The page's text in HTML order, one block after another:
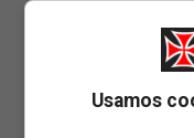
Usamos